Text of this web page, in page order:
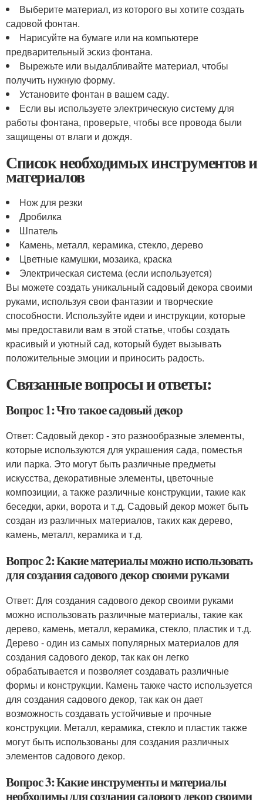
Выберите материал, из которого вы хотите создать
садовой фонтан.
Нарисуйте на бумаге или на компьютере
предварительный эскиз фонтана.
Вырежьте или выдалбливайте материал, чтобы
получить нужную форму.
Установите фонтан в вашем саду.
Если вы используете электрическую систему для
работы фонтана, проверьте, чтобы все провода были
защищены от влаги и дождя.
Список необходимых инструментов и
материалов
Нож для резки
Дробилка
Шпатель
Камень, металл, керамика, стекло, дерево
Цветные камушки, мозаика, краска
Электрическая система (если используется)
Вы можете создать уникальный садовый декора своими
руками, используя свои фантазии и творческие
способности. Используйте идеи и инструкции, которые
мы предоставили вам в этой статье, чтобы создать
красивый и уютный сад, который будет вызывать
положительные эмоции и приносить радость.
Связанные вопросы и ответы:
Вопрос 1: Что такое садовый декор
Ответ: Садовый декор - это разнообразные элементы,
которые используются для украшения сада, поместья
или парка. Это могут быть различные предметы
искусства, декоративные элементы, цветочные
композиции, а также различные конструкции, такие как
беседки, арки, ворота и т.д. Садовый декор может быть
создан из различных материалов, таких как дерево,
камень, металл, керамика и т.д.
Вопрос 2: Какие материалы можно использовать
для создания садового декор своими руками
Ответ: Для создания садового декор своими руками
можно использовать различные материалы, такие как
дерево, камень, металл, керамика, стекло, пластик и т.д.
Дерево - один из самых популярных материалов для
создания садового декор, так как он легко
обрабатывается и позволяет создавать различные
формы и конструкции. Камень также часто используется
для создания садового декор, так как он дает
возможность создавать устойчивые и прочные
конструкции. Металл, керамика, стекло и пластик также
могут быть использованы для создания различных
элементов садового декор.
Вопрос 3: Какие инструменты и материалы
необходимы для создания садового декор своими